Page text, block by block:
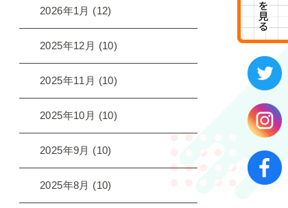
2026年1月 (12)
2025年12月 (10)
2025年11月 (10)
2025年10月 (10)
2025年9月 (10)
2025年8月 (10)